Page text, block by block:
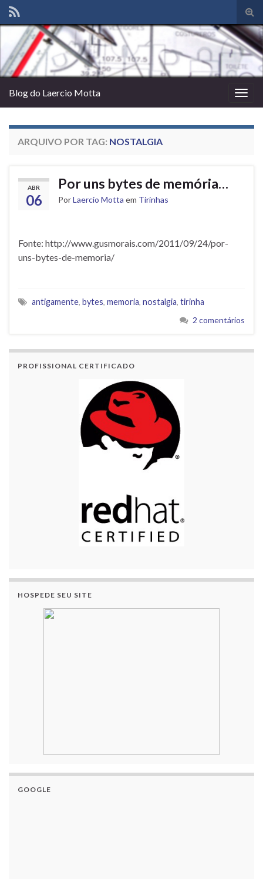
de
Blog do Laercio Motta
ARQUIVO POR TAG: NOSTALGIA
ABR
06
Por uns bytes de memória…
PorLaercio Motta em Tirinhas
Fonte: http://www.gusmorais.com/2011/09/24/por-
uns-bytes-de-memoria/
antigamente, bytes, memoria, nostalgia, tirinha
2 comentários
PROFISSIONAL CERTIFICADO
HOSPEDE SEU SITE
GOOGLE